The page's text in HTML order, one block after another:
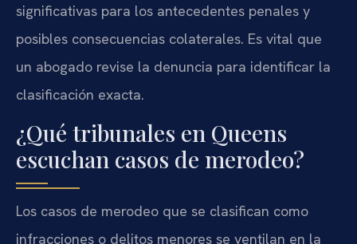
significativas para los antecedentes penales y
posibles consecuencias colaterales. Es vital que
un abogado revise la denuncia para identificar la
clasificación exacta.
¿Qué tribunales en Queens
escuchan casos de merodeo?
Los casos de merodeo que se clasifican como
infracciones o delitos menores se ventilan en la